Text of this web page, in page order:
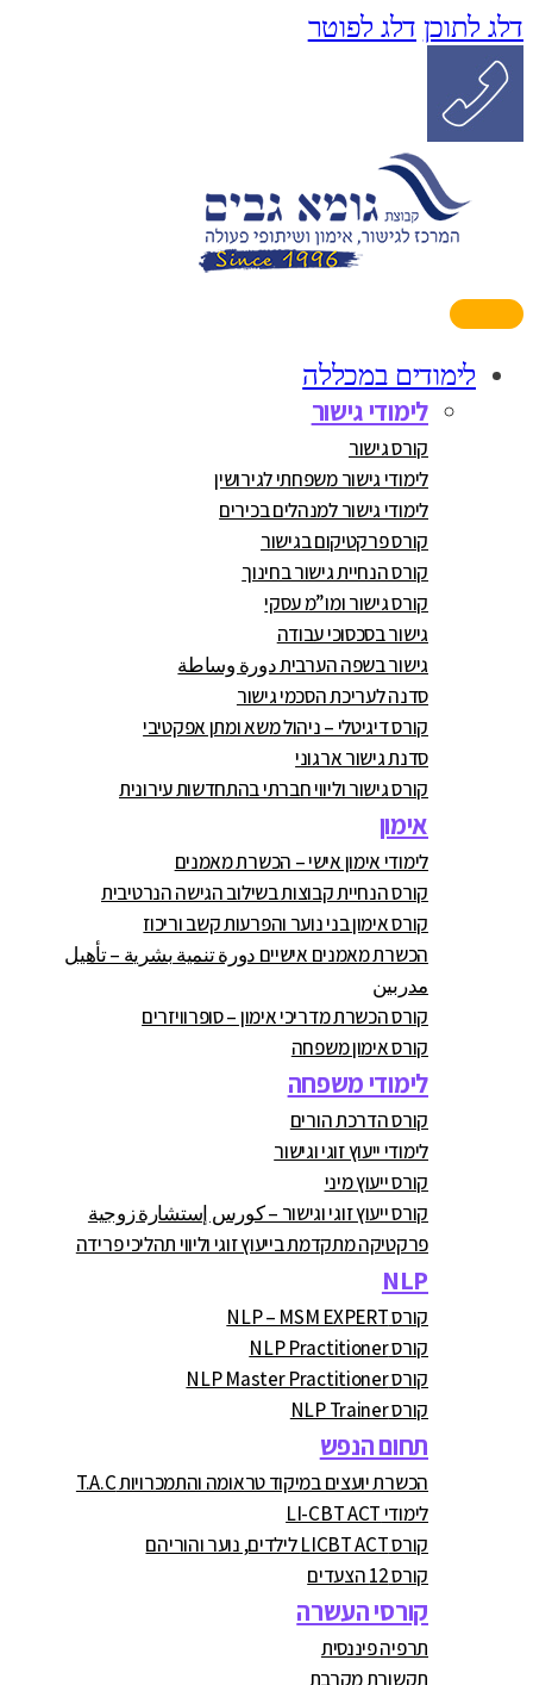
דלג לתוכן דלג לפוטר
לימודים במכללה
לימודי גישור
קורס גישור
לימודי גישור משפחתי לגירושין
לימודי גישור למנהלים בכירים
קורס פרקטיקום בגישור
קורס הנחיית גישור בחינוך
קורס גישור ומו”מ עסקי
גישור בסכסוכי עבודה
גישור בשפה הערבית دورة وساطة
סדנה לעריכת הסכמי גישור
קורס דיגיטלי – ניהול משא ומתן אפקטיבי
סדנת גישור ארגוני
קורס גישור וליווי חברתי בהתחדשות עירונית
אימון
לימודי אימון אישי – הכשרת מאמנים
קורס הנחיית קבוצות בשילוב הגישה הנרטיבית
קורס אימון בני נוער והפרעות קשב וריכוז
הכשרת מאמנים אישיים دورة تنمية بشرية – تأهيل
مدربين
קורס הכשרת מדריכי אימון – סופרוויזרים
קורס אימון משפחה
לימודי משפחה
קורס הדרכת הורים
לימודי ייעוץ זוגי וגישור
קורס ייעוץ מיני
קורס ייעוץ זוגי וגישור – كورس إستشارة زوجية
פרקטיקה מתקדמת בייעוץ זוגי וליווי תהליכי פרידה
NLP
קורס NLP – MSM EXPERT
קורס NLP Practitioner
קורס NLP Master Practitioner
קורס NLP Trainer
תחום הנפש
הכשרת יועצים במיקוד טראומה והתמכרויות T.A.C
לימודי LI-CBT ACT
קורס LICBT ACT לילדים, נוער והוריהם
קורס 12 הצעדים
קורסי העשרה
תרפיה פיננסית
תקשורת מקרבת